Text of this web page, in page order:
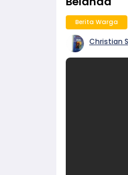
Berita Warga
Christian